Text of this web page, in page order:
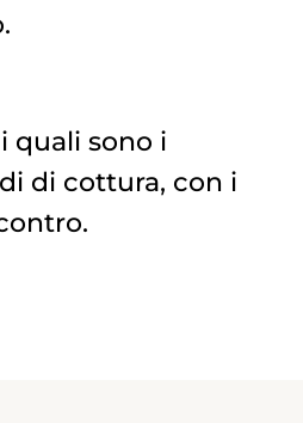
quali sono i
di cottura, con i